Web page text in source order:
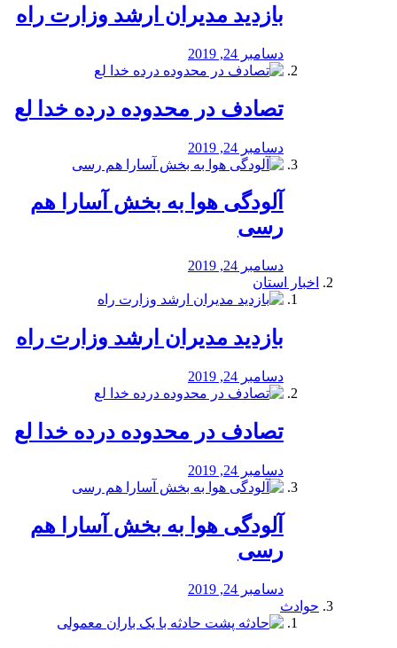
بازدید مدیران ارشد وزارت راه
دسامبر 24, 2019
تصادف در محدوده درده خدا لع
دسامبر 24, 2019
آلودگی هوا به بخش آسارا هم
رسی
دسامبر 24, 2019
اخبار استان
بازدید مدیران ارشد وزارت راه
دسامبر 24, 2019
تصادف در محدوده درده خدا لع
دسامبر 24, 2019
آلودگی هوا به بخش آسارا هم
رسی
دسامبر 24, 2019
حوادث